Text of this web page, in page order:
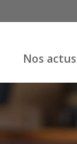
Nos actus